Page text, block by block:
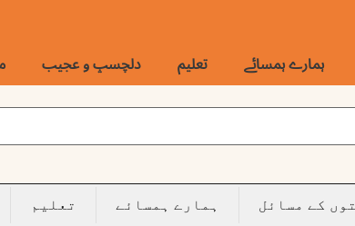
ہمارے ہمسائے تعلیم دلچسپ و عجیب
کے مسائل ہمارے ہمسائے تعلیم